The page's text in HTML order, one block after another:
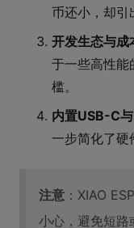
币还小，却引
开发生态与成
于一些高性
槛。
内置USB-C
一步简化了硬
注意 ：XIAO
小心，避免短路